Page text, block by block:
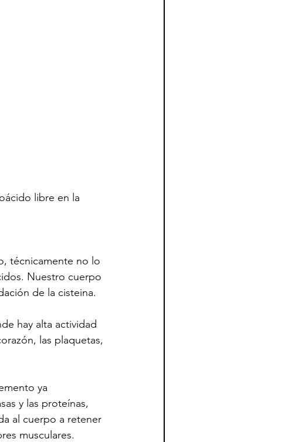
libre en la
técnicamente no lo
Nuestro cuerpo
de la cisteina.
hay alta actividad
las plaquetas,
ya
y las proteínas,
al cuerpo a retener
musculares.